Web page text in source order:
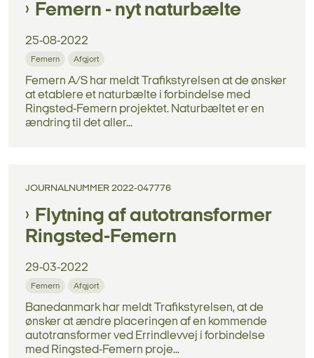
Femern - nyt naturbælte
25-08-2022
Femern Afgjort
Femern A/S har meldt Trafikstyrelsen at de ønsker
at etablere et naturbælte i forbindelse med
Ringsted-Femern projektet. Naturbæltet er en
ændring til det aller...
JOURNALNUMMER 2022-047776
Flytning af autotransformer
Ringsted-Femern
29-03-2022
Femern Afgjort
Banedanmark har meldt Trafikstyrelsen, at de
ønsker at ændre placeringen af en kommende
autotransformer ved Errindlevvej i forbindelse
med Ringsted-Femern proje...